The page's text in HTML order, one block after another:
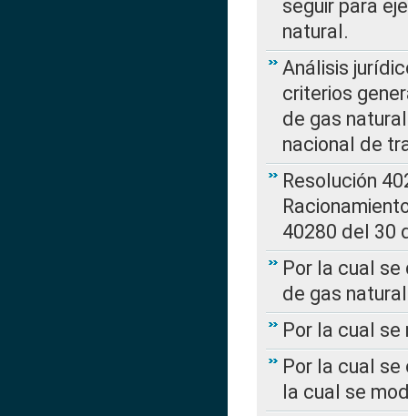
seguir para
natural.
Análisis
criterios
de gas
nacional de
Resolución
40280 del 30
Por la cual
de gas natural
Por la cual se
Por la cual se
la cual se